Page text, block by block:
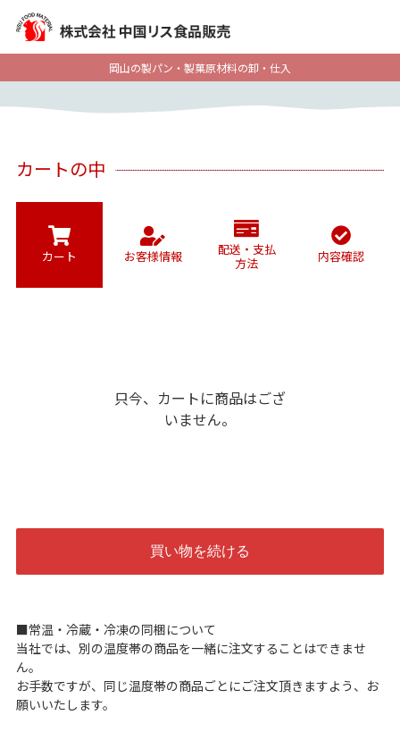
岡山の製パン・製菓原材料の卸・仕入
カートの中
カート お客様情報
配送・支払
方法
内容確認
只今、カートに商品はござ
いません。
■常温・冷蔵・冷凍の同梱について
当社では、別の温度帯の商品を一緒に注文することはできませ
ん。
お手数ですが、同じ温度帯の商品ごとにご注文頂きますよう、お
願いいたします。